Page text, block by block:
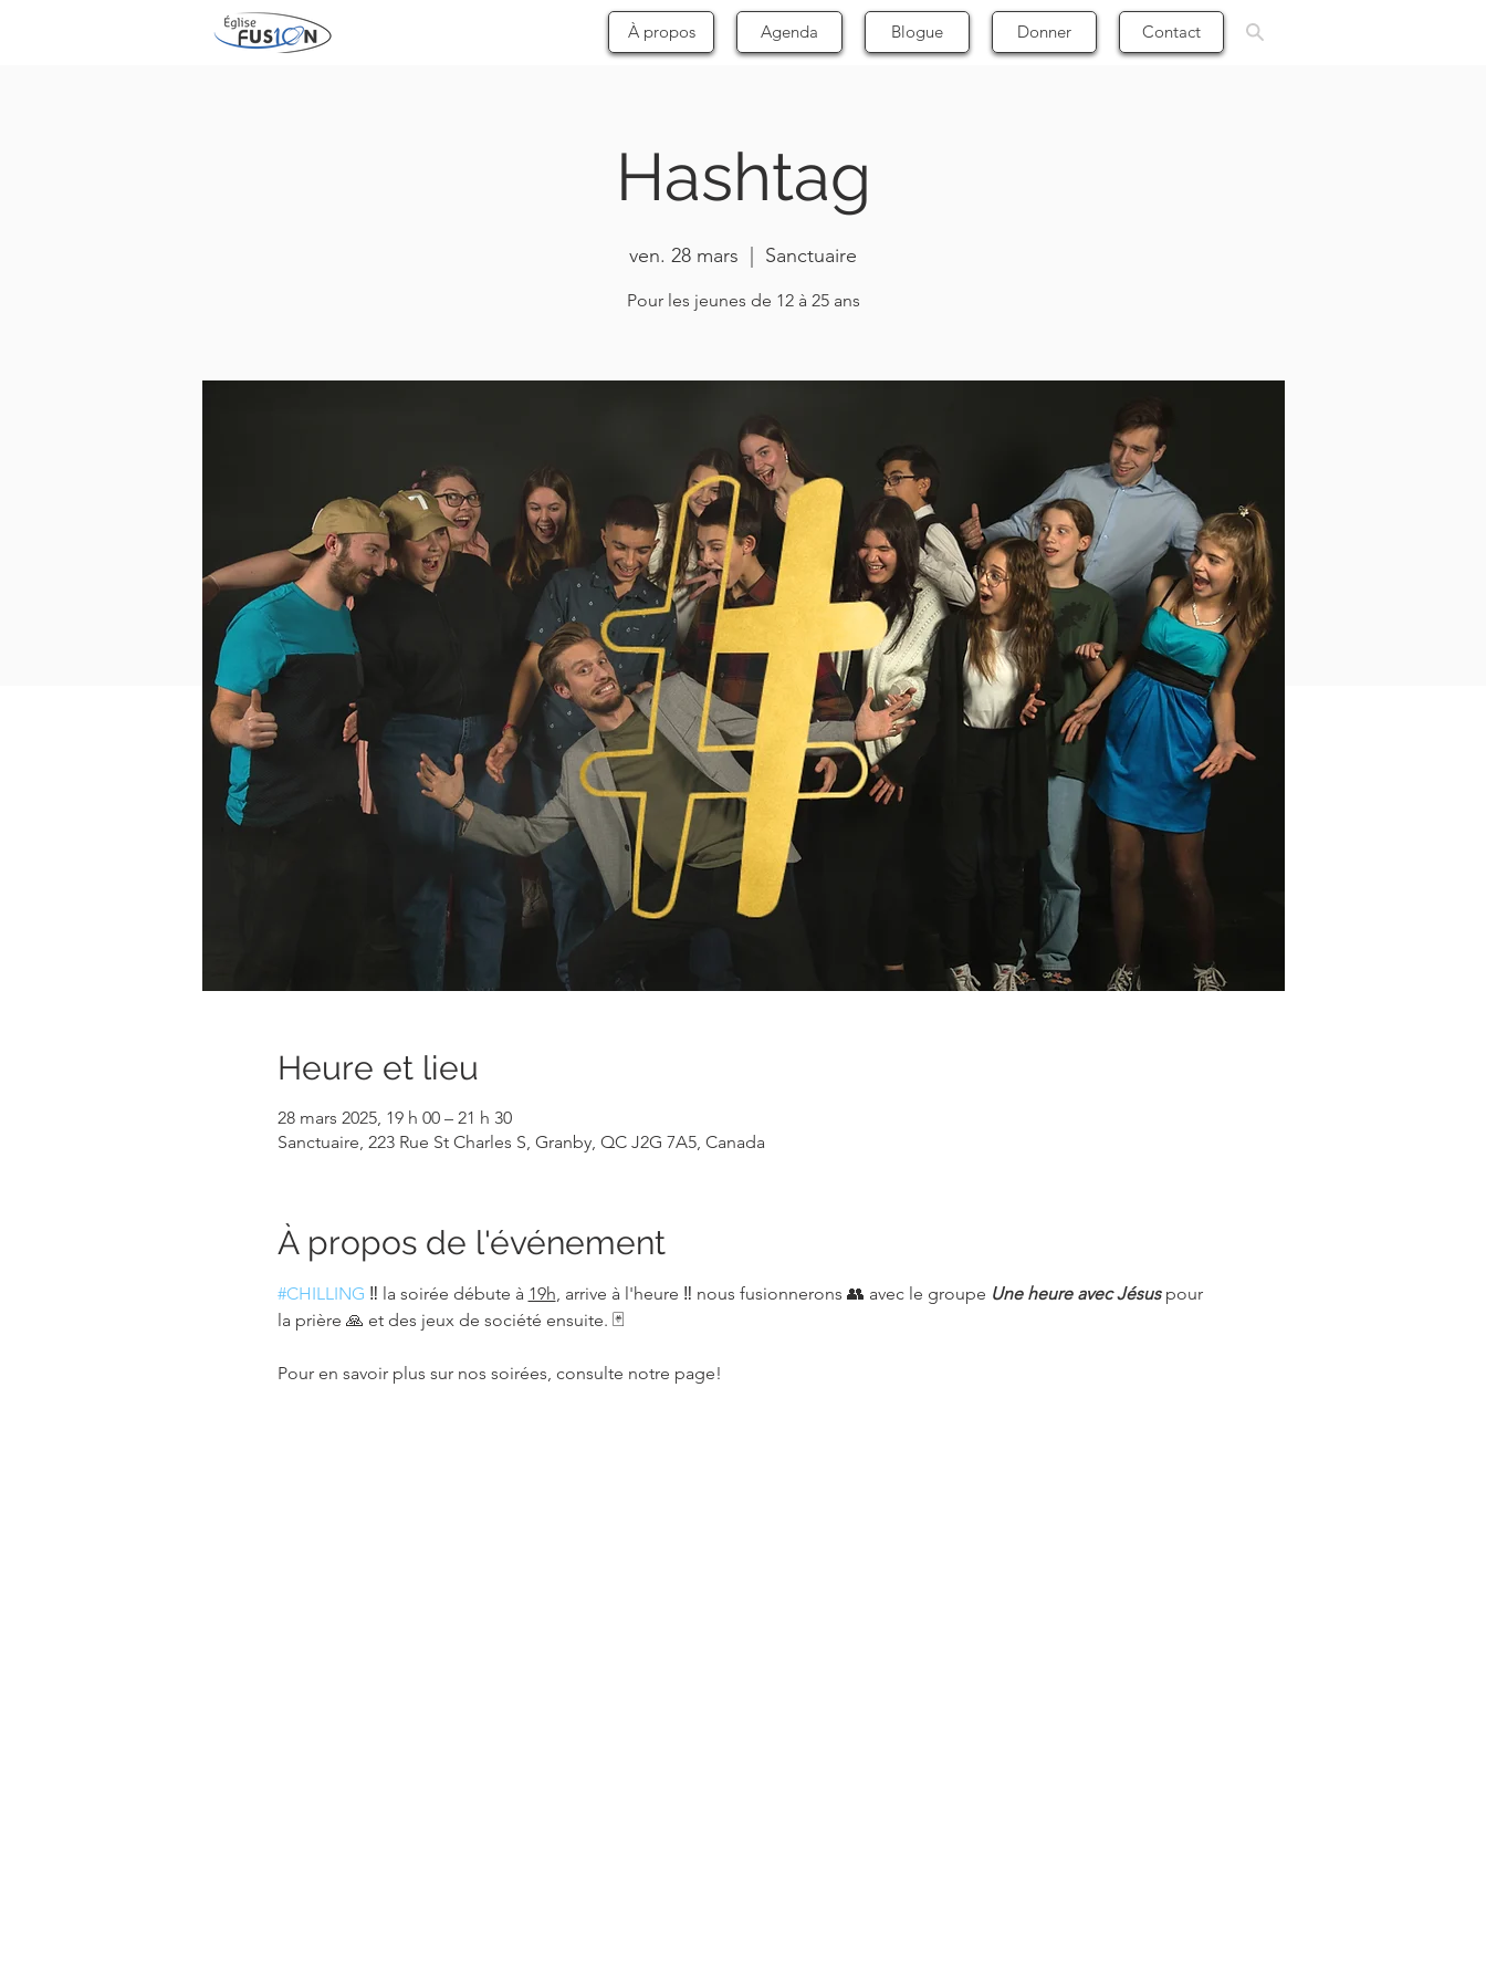
À propos Agenda Blogue Donner Contact
Hashtag
ven. 28 mars Sanctuaire
Pour les jeunes de 12 à 25 ans
Heure et lieu
28 mars 2025, 19 h 00 – 21 h 30
Sanctuaire, 223 Rue St Charles S, Granby, QC J2G 7A5, Canada
À propos de l'événement
#CHILLING ‼️ la soirée débute à 19h, arrive à l'heure ‼️ nous fusionnerons 👥 avec le groupe Une heure avec Jésus pour
la prière 🙏 et des jeux de société ensuite. 🃏
Pour en savoir plus sur nos soirées, consulte notre page!